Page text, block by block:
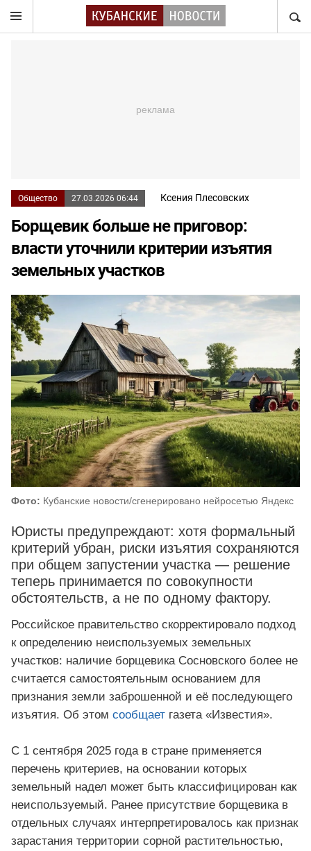
Общество 27.03.2026 06:44 Ксения Плесовских
Борщевик больше не приговор:
власти уточнили критерии изъятия
земельных участков
Фото: Кубанские новости/сгенерировано нейросетью Яндекс
Юристы предупреждают: хотя формальный
критерий убран, риски изъятия сохраняются
при общем запустении участка — решение
теперь принимается по совокупности
обстоятельств, а не по одному фактору.
Российское правительство скорректировало подход
к определению неиспользуемых земельных
участков: наличие борщевика Сосновского более не
считается самостоятельным основанием для
признания земли заброшенной и её последующего
изъятия. Об этом сообщает газета «Известия».
С 1 сентября 2025 года в стране применяется
перечень критериев, на основании которых
земельный надел может быть классифицирован как
неиспользуемый. Ранее присутствие борщевика в
отдельных случаях интерпретировалось как признак
зарастания территории сорной растительностью,